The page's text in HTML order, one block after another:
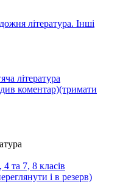
література. Інші
література
коментар)(тримати
та 7, 8 класів
і в резерв)